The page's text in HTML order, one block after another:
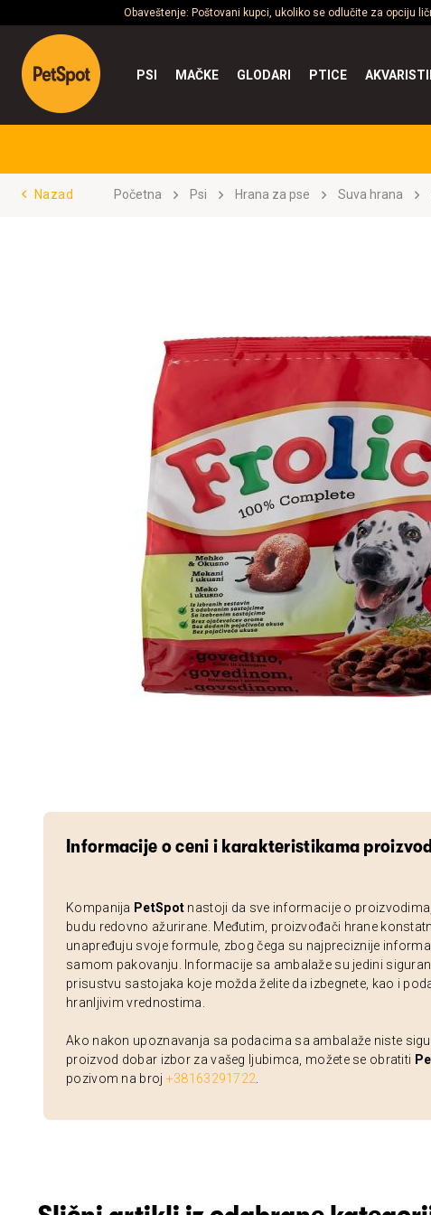
Obaveštenje: Poštovani kupci, ukoliko se odlučite za opciju
PSI MAČKE GLODARI PTICE
Nazad Početna Psi Hrana za pse Suva hrana
Informacije o ceni i karakteristikama
Kompanija PetSpot nastoji da sve informacije o
budu redovno ažurirane. Međutim, proizvođači hrane
unapređuju svoje formule, zbog čega su najpreciznije
samom pakovanju. Informacije sa ambalaže su jedini
prisustvu sastojaka koje možda želite da izbegnete, kao i
hranljivim vrednostima.
Ako nakon upoznavanja sa podacima sa ambalaže niste
proizvod dobar izbor za vašeg ljubimca, možete se obratiti
pozivom na broj +38163291722